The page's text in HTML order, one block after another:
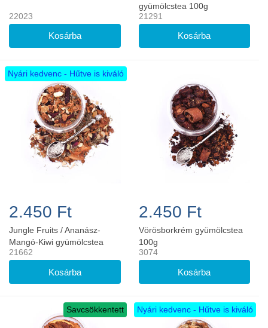
22023
gyümölcstea 100g
21291
Nyári kedvenc - Hűtve is kiváló
2.450 Ft
Jungle Fruits / Ananász-
Mangó-Kiwi gyümölcstea
100g
21662
2.450 Ft
Vörösborkrém gyümölcstea
100g
3074
Savcsökkentett Nyári kedvenc - Hűtve is kiváló